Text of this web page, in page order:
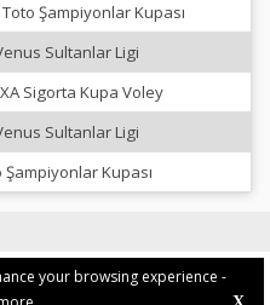
your browsing experience -
Şampiyonlar Kupası
Sultanlar Ligi
Sigorta Kupa Voley
Sultanlar Ligi
Kupası